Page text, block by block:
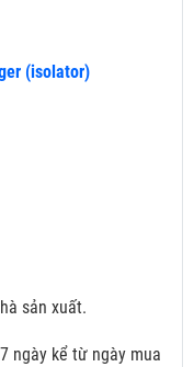
(isolator)
sản xuất.
ngày kể từ ngày mua